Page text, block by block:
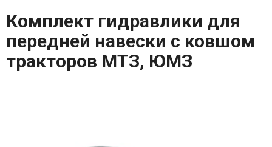
Комплект гидравлики для
передней навески с ковшом
тракторов МТЗ, ЮМЗ